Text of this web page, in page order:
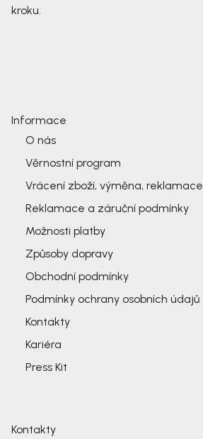
kroku.
Informace
O nás
Věrnostní program
Vrácení zboží, výměna, reklamace
Reklamace a záruční podmínky
Možnosti platby
Způsoby dopravy
Obchodní podmínky
Podmínky ochrany osobních údajů
Kontakty
Kariéra
Press Kit
Kontakty